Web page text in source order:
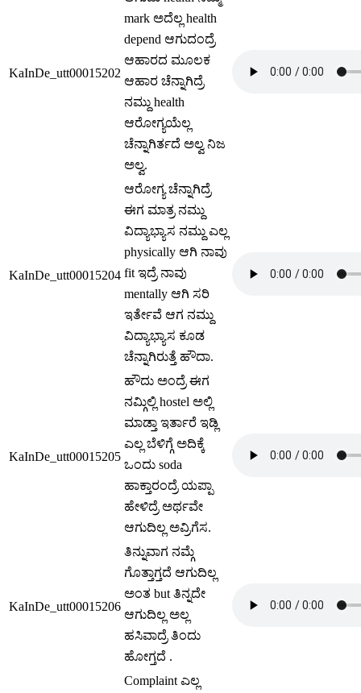
KaInDe_utt00015202
mark ಅದೆಲ್ಲ health
depend ಆಗುದಂದ್ರೆ
ಆಹಾರದ ಮೂಲಕ
ಆಹಾರ ಚೆನ್ನಾಗಿದ್ರೆ
ನಮ್ದು health
ಆರೋಗ್ಯಯೆಲ್ಲ
ಚೆನ್ನಾಗಿರ್ತದೆ ಅಲ್ವ ನಿಜ
ಅಲ್ವ.
KaInDe_utt00015204
ಆರೋಗ್ಯ ಚೆನ್ನಾಗಿದ್ರೆ
ಈಗ ಮಾತ್ರ ನಮ್ದು
ವಿದ್ಯಾಭ್ಯಾಸ ನಮ್ದು ಎಲ್ಲ
physically ಆಗಿ ನಾವು
fit ಇದ್ರೆ ನಾವು
mentally ಆಗಿ ಸರಿ
ಇರ್ತೇವೆ ಆಗ ನಮ್ದು
ವಿದ್ಯಾಭ್ಯಾಸ ಕೂಡ
ಚೆನ್ನಾಗಿರುತ್ತೆ ಹೌದಾ.
KaInDe_utt00015205
ಹೌದು ಅಂದ್ರೆ ಈಗ
ನಮ್ಗಿಲ್ಲಿ hostel ಅಲ್ಲಿ
ಮಾಡ್ತಾ ಇರ್ತಾರೆ ಇಡ್ಲಿ
ಎಲ್ಲ ಬೆಳಿಗ್ಗೆ ಅದಿಕ್ಕೆ
ಒಂದು soda
ಹಾಕ್ತಾರಂದ್ರೆ ಯಪ್ಪಾ
ಹೇಳಿದ್ರೆ ಅರ್ಥವೇ
ಆಗುದಿಲ್ಲ ಅವ್ರಿಗೆಸ.
KaInDe_utt00015206
ತಿನ್ನುವಾಗ ನಮ್ಗೆ
ಗೊತ್ತಾಗ್ತದೆ ಆಗುದಿಲ್ಲ
ಅಂತ but ತಿನ್ನದೇ
ಆಗುದಿಲ್ಲ ಅಲ್ಲ
ಹಸಿವಾದ್ರೆ ತಿಂದು
ಹೋಗ್ತದೆ .
Complaint ಎಲ್ಲ